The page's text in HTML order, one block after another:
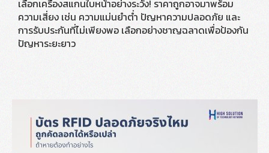
เลือกเครื่องสแกนใบหน้าอย่างระวัง! ราคาถูกอาจมาพร้อม
ความเสี่ยง เช่น ความแม่นยำต่ำ ปัญหาความปลอดภัย และ
การรับประกันที่ไม่เพียงพอ เลือกอย่างชาญฉลาดเพื่อป้องกัน
ปัญหาระยะยาว